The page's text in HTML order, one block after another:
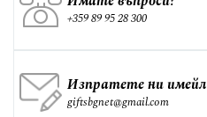
+359 89 95 28 300
Изпратете ни имейл
giftsbgnet@gmail.com